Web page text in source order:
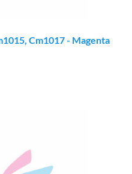
Cm1017 - Magenta